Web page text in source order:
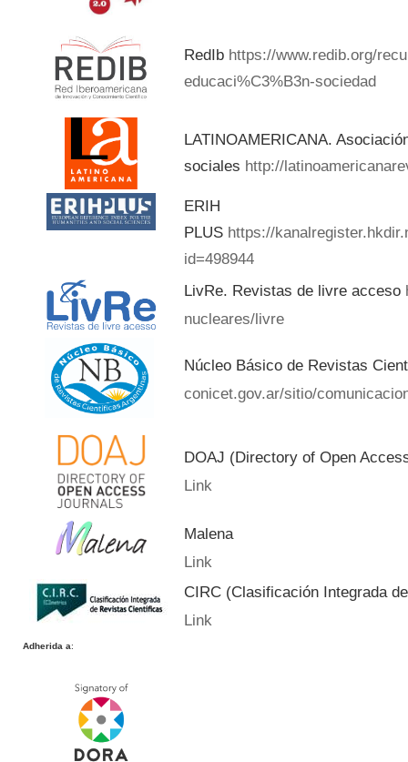
RedIb https://www.redib.org/
educaci%C3%B3n-sociedad
LATINOAMERICANA.
sociales http://
ERIH
PLUS https://
id=498944
LivRe. Revistas de livre acceso
nucleares/livre
Núcleo Básico de Revistas
conicet.gov.ar/sitio/
DOAJ (Directory of Open
Link
Malena
Link
CIRC (Clasificación Integrada
Link
Adherida a: